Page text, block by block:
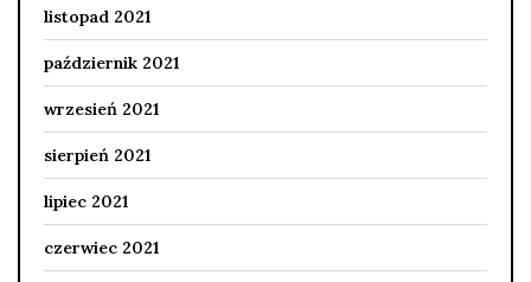
listopad 2021
październik 2021
wrzesień 2021
sierpień 2021
lipiec 2021
czerwiec 2021